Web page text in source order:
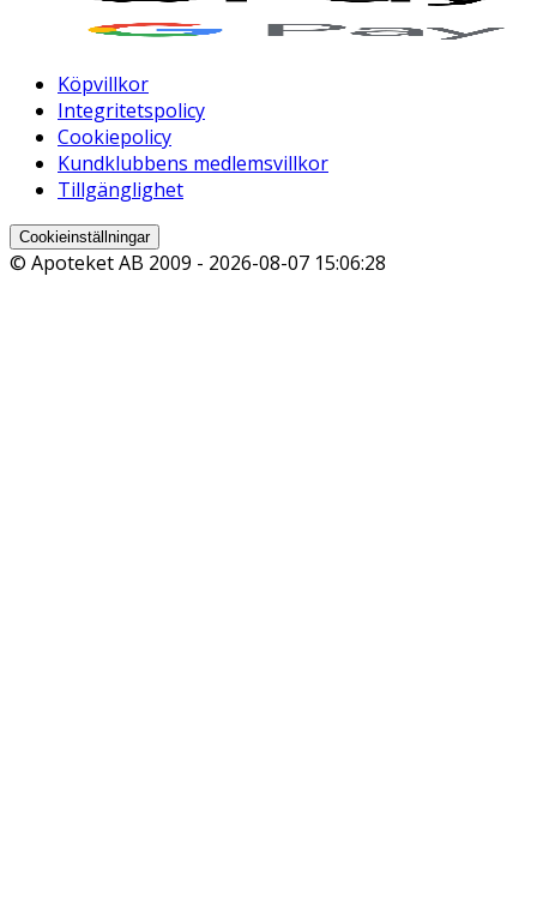
Köpvillkor
Integritetspolicy
Cookiepolicy
Kundklubbens medlemsvillkor
Tillgänglighet
Cookieinställningar
© Apoteket AB 2009 - 2026-08-07 15:06:28